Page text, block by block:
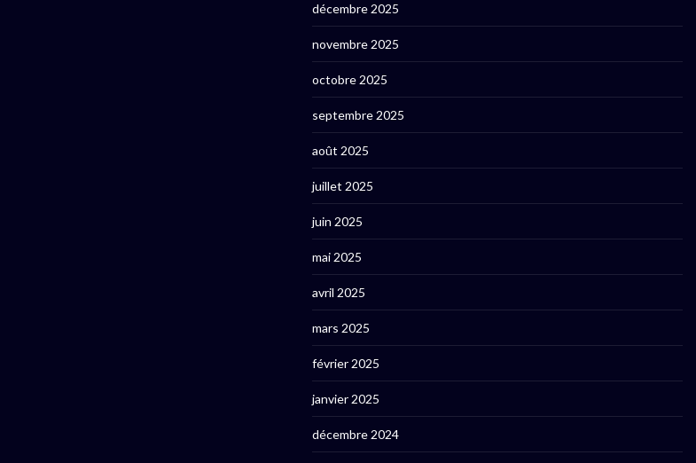
décembre 2025
novembre 2025
octobre 2025
septembre 2025
août 2025
juillet 2025
juin 2025
mai 2025
avril 2025
mars 2025
février 2025
janvier 2025
décembre 2024